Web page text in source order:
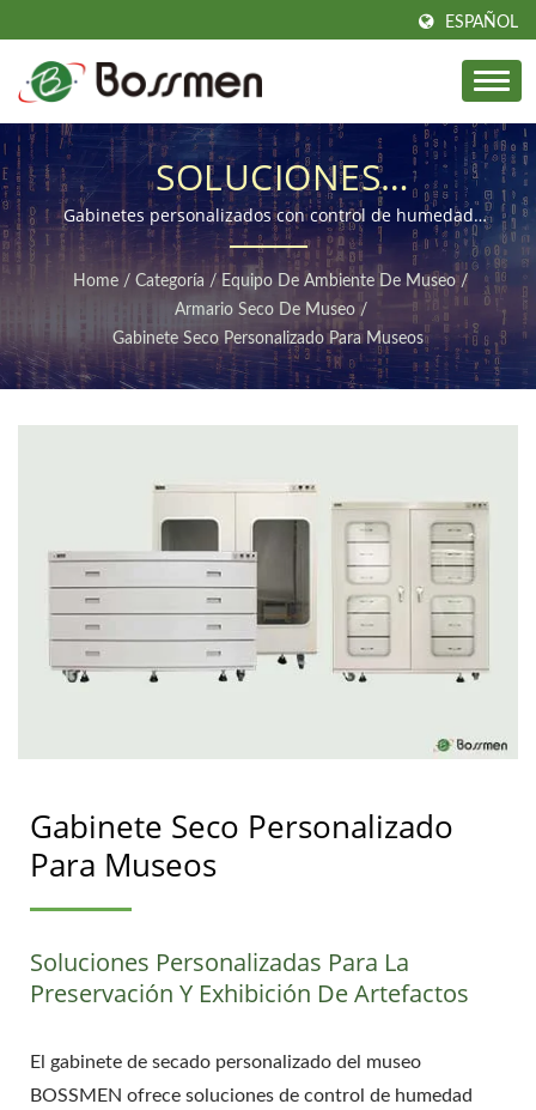
ESPAÑOL
SOLUCIONES
PERSONALIZADAS PARA
LA PRESERVACIÓN Y
EXHIBICIÓN DE
ARTEFACTOS
Gabinetes personalizados con control de humedad
ideales para museos y galerías
Home / Categoría / Equipo De Ambiente De Museo /
Armario Seco De Museo /
Gabinete Seco Personalizado Para Museos
Gabinete Seco Personalizado
Para Museos
Soluciones Personalizadas Para La
Preservación Y Exhibición De Artefactos
El gabinete de secado personalizado del museo
BOSSMEN ofrece soluciones de control de humedad